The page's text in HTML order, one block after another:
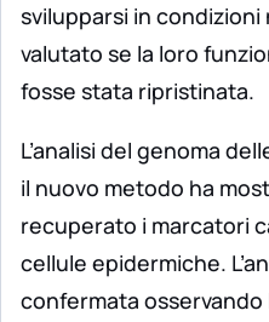
svilupparsi in condizioni
valutato se la loro
fosse stata ripristinata.
L’analisi del genoma
il nuovo metodo ha
recuperato i marcatori
cellule epidermiche.
confermata